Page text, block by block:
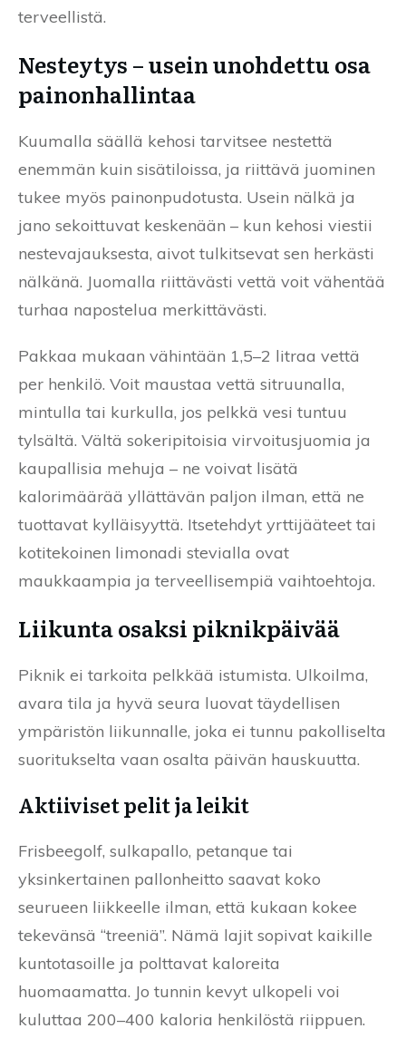
terveellistä.
Nesteytys – usein unohdettu osa
painonhallintaa
Kuumalla säällä kehosi tarvitsee nestettä
enemmän kuin sisätiloissa, ja riittävä juominen
tukee myös painonpudotusta. Usein nälkä ja
jano sekoittuvat keskenään – kun kehosi viestii
nestevajauksesta, aivot tulkitsevat sen herkästi
nälkänä. Juomalla riittävästi vettä voit vähentää
turhaa napostelua merkittävästi.
Pakkaa mukaan vähintään 1,5–2 litraa vettä
per henkilö. Voit maustaa vettä sitruunalla,
mintulla tai kurkulla, jos pelkkä vesi tuntuu
tylsältä. Vältä sokeripitoisia virvoitusjuomia ja
kaupallisia mehuja – ne voivat lisätä
kalorimäärää yllättävän paljon ilman, että ne
tuottavat kylläisyyttä. Itsetehdyt yrttijääteet tai
kotitekoinen limonadi stevialla ovat
maukkaampia ja terveellisempiä vaihtoehtoja.
Liikunta osaksi piknikpäivää
Piknik ei tarkoita pelkkää istumista. Ulkoilma,
avara tila ja hyvä seura luovat täydellisen
ympäristön liikunnalle, joka ei tunnu pakolliselta
suoritukselta vaan osalta päivän hauskuutta.
Aktiiviset pelit ja leikit
Frisbeegolf, sulkapallo, petanque tai
yksinkertainen pallonheitto saavat koko
seurueen liikkeelle ilman, että kukaan kokee
tekevänsä “treeniä”. Nämä lajit sopivat kaikille
kuntotasoille ja polttavat kaloreita
huomaamatta. Jo tunnin kevyt ulkopeli voi
kuluttaa 200–400 kaloria henkilöstä riippuen.